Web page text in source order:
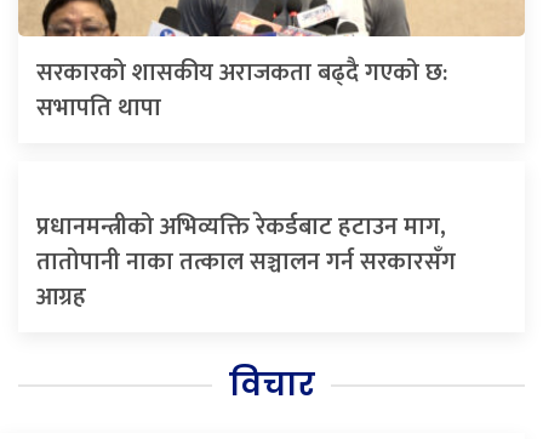
सरकारको शासकीय अराजकता बढ्दै गएको छ:
सभापति थापा
प्रधानमन्त्रीको अभिव्यक्ति रेकर्डबाट हटाउन माग,
तातोपानी नाका तत्काल सञ्चालन गर्न सरकारसँग
आग्रह
विचार